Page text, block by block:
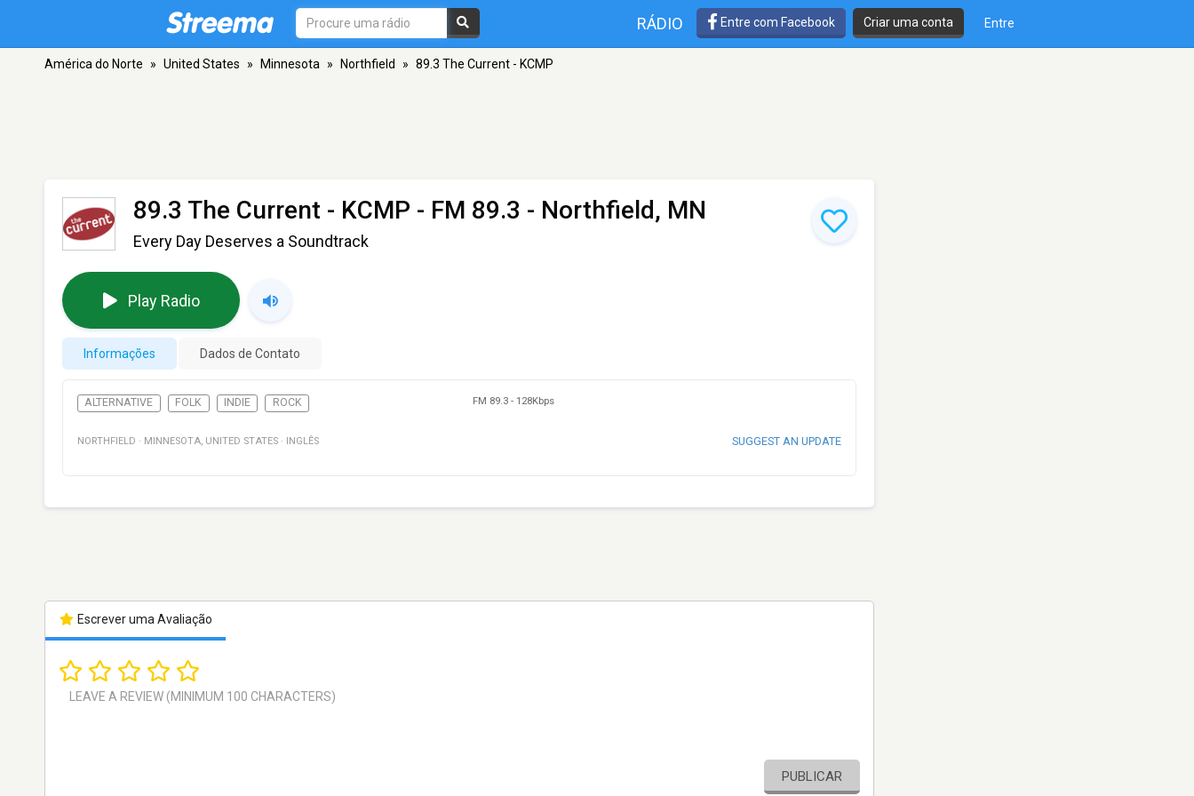
RÁDIO Entre com Facebook Criar uma conta Entre
América do Norte » United States » Minnesota » Northfield » 89.3 The Current - KCMP
89.3 The Current - KCMP - FM 89.3 - Northfield, MN
Every Day Deserves a Soundtrack
Play Radio
Informações Dados de Contato
ALTERNATIVE FOLK INDIE ROCK FM 89.3 - 128Kbps
NORTHFIELD · MINNESOTA, UNITED STATES · INGLÊS SUGGEST AN UPDATE
Escrever uma Avaliação
PUBLICAR